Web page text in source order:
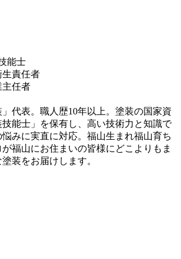
能士
生責任者
主任者
」代表。職人歴10年以上。塗装の国家資
能士」を保有し、高い技術力と知識で
みに実直に対応。福山生まれ福山育ち
福山にお住まいの皆様にどこよりもま
装をお届けします。